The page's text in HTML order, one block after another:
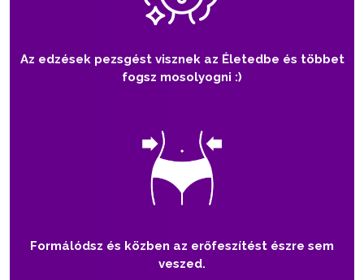
Az edzések pezsgést visznek az Életedbe és többet
fogsz mosolyogni :)
Formálódsz és közben az erőfeszítést észre sem
veszed.